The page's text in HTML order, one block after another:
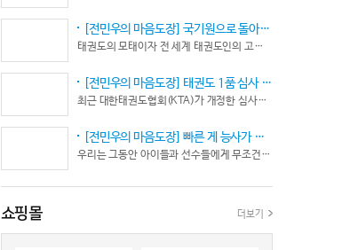
좋게만 보지 말고 잘하는 건 잘한다고 인정해주고
못하는 건 고치도록 해주셔야지어떠한 글인지 파악
도 못하고 일방적으로 나쁘게 표현하는 글은 보기가
좋지 않습니다.
[전민우의 마음도장] 국기원으로 돌아온 한마당… 그 안에서 마주하는 '도장(道場)의 본질’
태권도의 모태이자 전 세계 태권도인의 고향, 국기원 도장 위에 다시 뜨거운 기합 소리가 웅장하게 울려 퍼질 예정이다. 오랜만에 국기원에서 펼쳐지는 이번 세계태권도한마당은 단순한 대회 개최를 넘어 국경과 인종, 세대를 넘어 하나의 마음으로 모인 전 세계 태권도인들의 가슴속에 묵직한 설렘과 숭고한 감회를 불러일으킨다.
[전민우의 마음도장] 태권도 1품 심사 완화... 문턱은 낮아졌지만, 계단은 더욱 가팔라졌다!
최근 대한태권도협회(KTA)가 개정한 심사시행 규정이 도장가에 화두를 던지고 있다. 저연령 1품(단) 심사 시 지정 품새의 추첨 범위와 시기를 완화해 각 시도협회가 사실상 태극 1장부터 5장까지로 지정을 축소할 수 있는 제도적 근거를 마련했다.
[전민우의 마음도장] 빠른 게 능사가 아니다… 엘리트 선수의 '기다림'
우리는 그동안 아이들과 선수들에게 무조건 “빨리 반응하라”고 다그치기만 했던 것은 아닐까? 진정한 탁월함은 단순히 근육의 수축 속도가 빠른 데서 오지 않는다. 복잡하고 긴박한 1대 1 격투 상황 속에서 ‘언제 멈추고, 언제 폭발할 것인가’를 통제하는 타이밍 조절 능력과 상황 인식(Situational Awareness)에서 온다.
쇼핑몰 더보기